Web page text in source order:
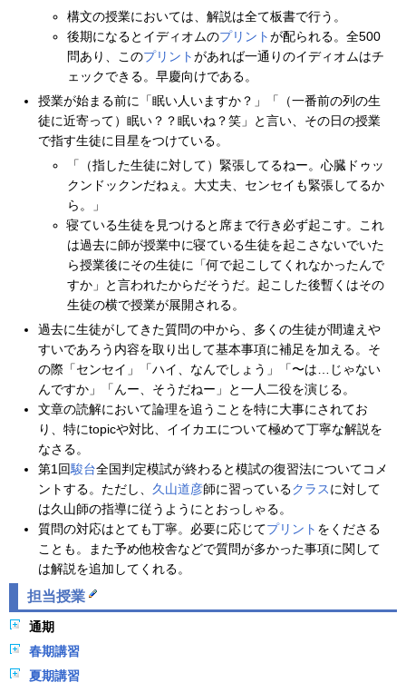
構文の授業においては、解説は全て板書で行う。
後期になるとイディオムのプリントが配られる。全500
問あり、このプリントがあれば一通りのイディオムはチ
ェックできる。早慶向けである。
授業が始まる前に「眠い人いますか？」「（一番前の列の生
徒に近寄って）眠い？？眠いね？笑」と言い、その日の授業
で指す生徒に目星をつけている。
「（指した生徒に対して）緊張してるねー。心臓ドゥッ
クンドックンだねぇ。大丈夫、センセイも緊張してるか
ら。」
寝ている生徒を見つけると席まで行き必ず起こす。これ
は過去に師が授業中に寝ている生徒を起こさないでいた
ら授業後にその生徒に「何で起こしてくれなかったんで
すか」と言われたからだそうだ。起こした後暫くはその
生徒の横で授業が展開される。
過去に生徒がしてきた質問の中から、多くの生徒が間違えや
すいであろう内容を取り出して基本事項に補足を加える。そ
の際「センセイ」「ハイ、なんでしょう」「〜は…じゃない
んですか」「んー、そうだねー」と一人二役を演じる。
文章の読解において論理を追うことを特に大事にされてお
り、特にtopicや対比、イイカエについて極めて丁寧な解説を
なさる。
第1回駿台全国判定模試が終わると模試の復習法についてコメ
ントする。ただし、 久山道彦師に習っているクラスに対して
は久山師の指導に従うようにとおっしゃる。
質問の対応はとても丁寧。必要に応じてプリント をくださる
ことも。また予め他校舎などで質問が多かった事項に関して
は解説を追加してくれる。
担当授業
通期
春期講習
夏期講習